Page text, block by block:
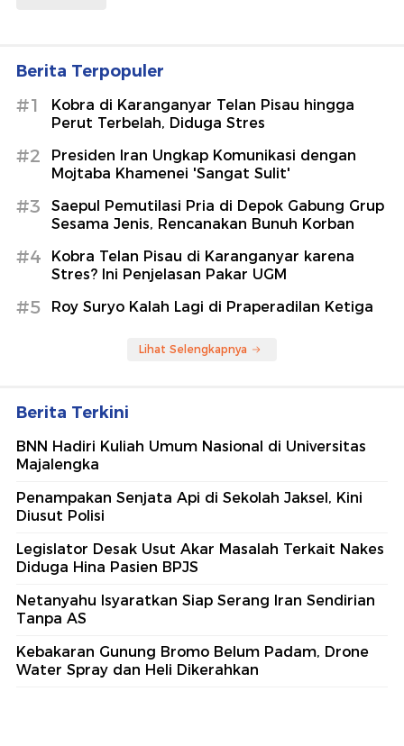
Berita Terpopuler
#1
Kobra di Karanganyar Telan Pisau hingga
Perut Terbelah, Diduga Stres
#2
Presiden Iran Ungkap Komunikasi dengan
Mojtaba Khamenei 'Sangat Sulit'
#3
Saepul Pemutilasi Pria di Depok Gabung Grup
Sesama Jenis, Rencanakan Bunuh Korban
#4
Kobra Telan Pisau di Karanganyar karena
Stres? Ini Penjelasan Pakar UGM
#5 Roy Suryo Kalah Lagi di Praperadilan Ketiga
Lihat Selengkapnya
Berita Terkini
BNN Hadiri Kuliah Umum Nasional di Universitas
Majalengka
Penampakan Senjata Api di Sekolah Jaksel, Kini
Diusut Polisi
Legislator Desak Usut Akar Masalah Terkait Nakes
Diduga Hina Pasien BPJS
Netanyahu Isyaratkan Siap Serang Iran Sendirian
Tanpa AS
Kebakaran Gunung Bromo Belum Padam, Drone
Water Spray dan Heli Dikerahkan